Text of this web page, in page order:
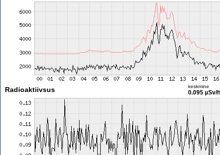
Radioaktiivsus keskmine
0.095 µSv/h